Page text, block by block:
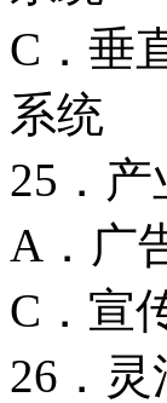
C
系统
25．
A
C
26．